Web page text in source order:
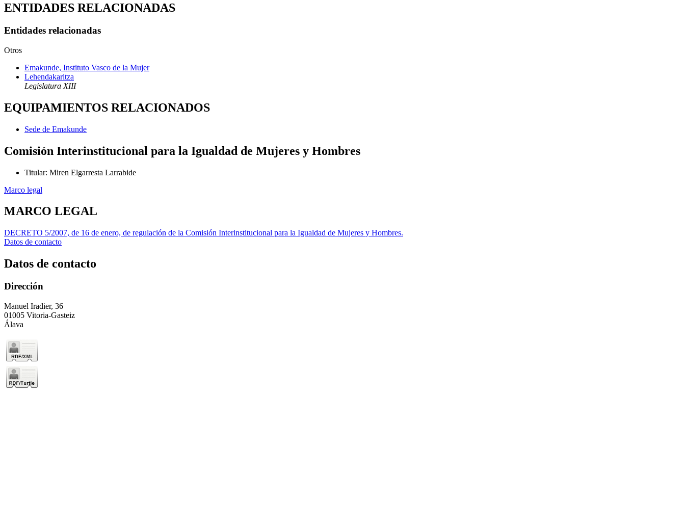
ENTIDADES RELACIONADAS
Entidades relacionadas
Otros
Emakunde, Instituto Vasco de la Mujer
Lehendakaritza
Legislatura XIII
EQUIPAMIENTOS RELACIONADOS
Sede de Emakunde
Comisión Interinstitucional para la Igualdad de Mujeres y Hombres
Titular: Miren Elgarresta Larrabide
Marco legal
MARCO LEGAL
DECRETO 5/2007, de 16 de enero, de regulación de la Comisión Interinstitucional para la Igualdad de Mujeres y Hombres.
Datos de contacto
Datos de contacto
Dirección
Manuel Iradier, 36
01005 Vitoria-Gasteiz
Álava